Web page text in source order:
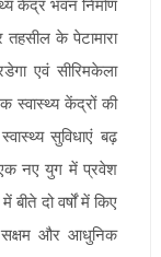
केंद्र भवन निर्माण
के पेटामारा
एवं सीरिमकेला
स्वास्थ्य केंद्रों की
सुविधाएं बढ़
नए युग में प्रवेश
दो वर्षों में किए
सक्षम और आधुनिक